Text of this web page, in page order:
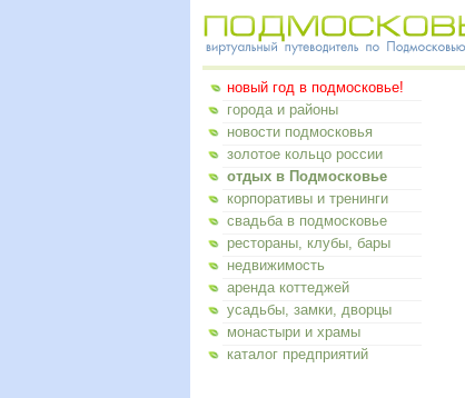
новый год в подмосковье!
города и районы
новости подмосковья
золотое кольцо россии
отдых в Подмосковье
корпоративы и тренинги
свадьба в подмосковье
рестораны, клубы, бары
недвижимость
аренда коттеджей
усадьбы, замки, дворцы
монастыри и храмы
каталог предприятий